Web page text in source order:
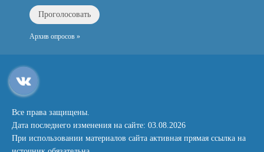
Архив опросов »
Все права защищены.
Дата последнего изменения на сайте: 03.08.2026
При использовании материалов сайта активная прямая ссылка на